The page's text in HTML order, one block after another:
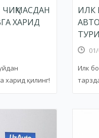
ХАРИД
харид қилинг!
ИЛК
Илк